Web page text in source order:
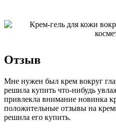
Отзыв
Мне нужен был крем вокруг
решила купить что-нибудь
привлекла внимание новинка
положительные отзывы на
решила его купить.